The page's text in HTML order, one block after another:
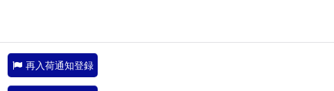
再入荷通知登録